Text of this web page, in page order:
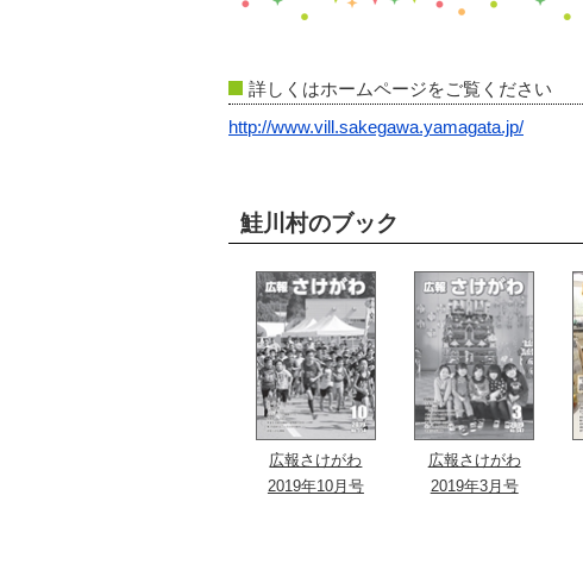
詳しくはホームページをご覧ください
http://www.vill.sakegawa.yamagata.jp/
鮭川村のブック
広報さけがわ
2019年10月号
広報さけがわ
2019年3月号